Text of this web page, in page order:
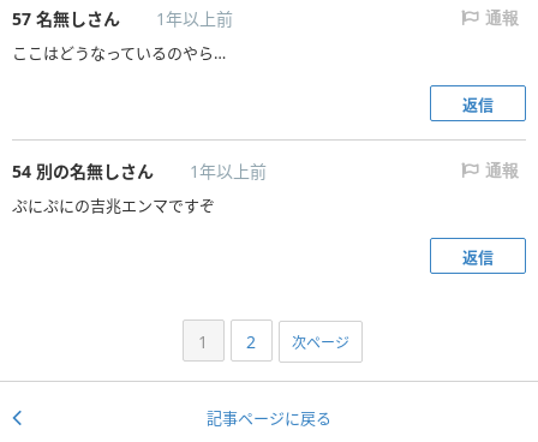
57 名無しさん 1年以上前 通報
ここはどうなっているのやら…
返信
54 別の名無しさん 1年以上前 通報
ぷにぷにの吉兆エンマですぞ
返信
1 2 次ページ
記事ページに戻る